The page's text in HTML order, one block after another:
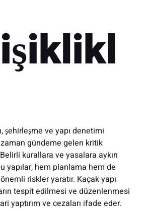
şehirleşme ve yapı denetimi
gündeme gelen kritik
kurallara ve yasalara aykırı
yapılar, hem planlama hem de
riskler yaratır. Kaçak yapı
tespit edilmesi ve düzenlenmesi
yaptırım ve cezaları ifade eder.